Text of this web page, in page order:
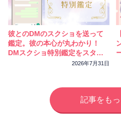
彼とのDMのスクショを送って
鑑定。彼の本心が丸わかり！
DMスクショ特別鑑定をスター
2026年7月31日
記事をも